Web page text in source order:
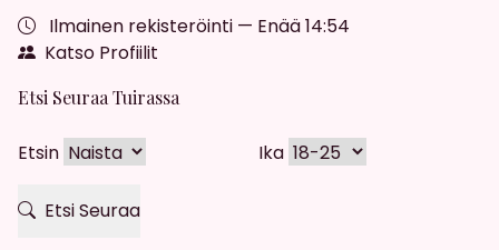
Ilmainen rekisteröinti — Enää14:52
Katso Profiilit
Etsi Seuraa Tuirassa
Etsin Ika
Etsi Seuraa